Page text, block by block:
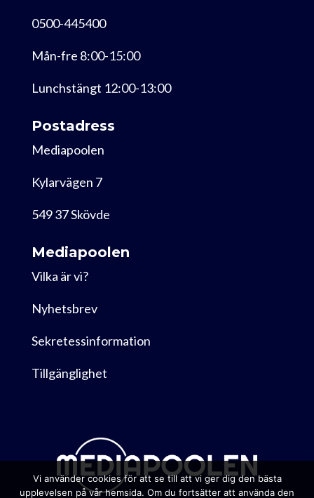
0500-445400
Mån-fre 8:00-15:00
Lunchstängt 12:00-13:00
Postadress
Mediapoolen
Kylarvägen 7
549 37 Skövde
Mediapoolen
Vilka är vi?
Nyhetsbrev
Sekretessinformation
Tillgänglighet
Vi använder cookies för att se till att vi ger dig den bästa
upplevelsen på vår hemsida. Om du fortsätter att använda den